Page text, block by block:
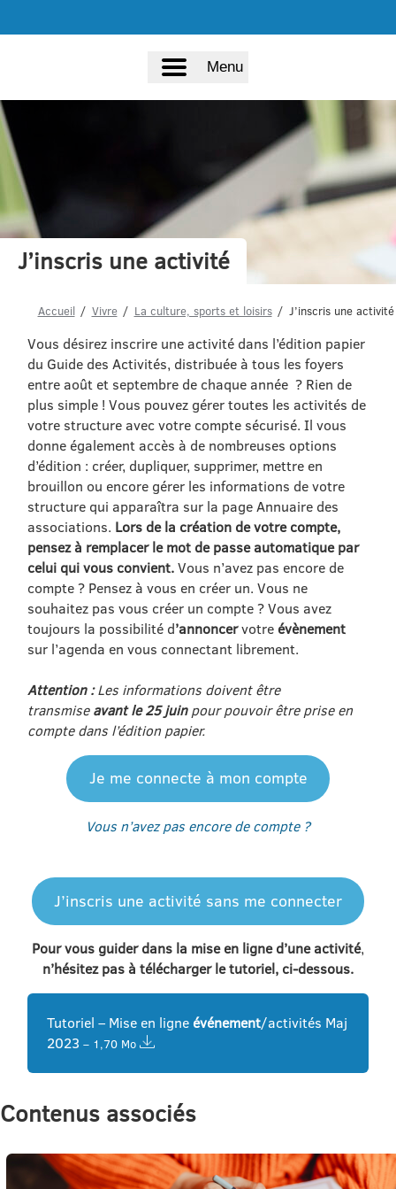
Menu
J’inscris une activité
Accueil Vivre La culture, sports et loisirs J’inscris une activité
Vous désirez inscrire une activité dans l’édition papier
du Guide des Activités, distribuée à tous les foyers
entre août et septembre de chaque année ? Rien de
plus simple ! Vous pouvez gérer toutes les activités de
votre structure avec votre compte sécurisé. Il vous
donne également accès à de nombreuses options
d’édition : créer, dupliquer, supprimer, mettre en
brouillon ou encore gérer les informations de votre
structure qui apparaîtra sur la page Annuaire des
associations. Lors de la création de votre compte,
pensez à remplacer le mot de passe automatique par
celui qui vous convient.Vous n’avez pas encore de
compte ? Pensez à vous en créer un. Vous ne
souhaitez pas vous créer un compte ? Vous avez
toujours la possibilité d’annoncervotre évènement
sur l’agenda en vous connectant librement.
Attention :Les informations doivent être
transmiseavant le 25 juinpour pouvoir être prise en
compte dans l’édition papier.
Je me connecte à mon compte
Vous n’avez pas encore de compte ?
J’inscris une activité sans me connecter
Pour vous guider dans la mise en ligne d’une activité,
n’hésitez pas à télécharger le tutoriel, ci-dessous.
Tutoriel – Mise en ligne événement/activités Maj
2023 – 1,70 Mo
Contenus associés